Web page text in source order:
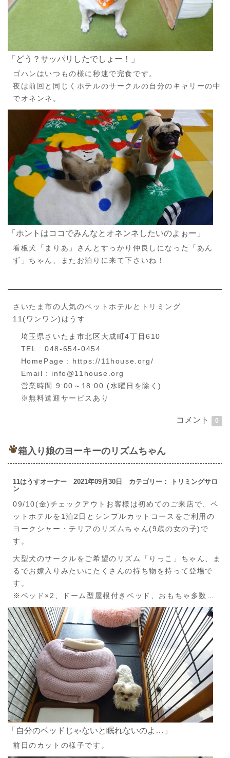
「どう？サッパリしたでしょー！」
ゴハンはいつもの様に秒速で完食です。
夜は前回と同じくホテルのサークルの自分のキャリーの中
でオネンネ。
「ホントはココでみんなとオネンネしたいのよぉー」
看板犬「まりあ」さんとすっかり仲良しになった「あん
ず」ちゃん、またお泊りに来て下さいね！
さいたま市の人気のペットホテルとトリミング
11(ワンワン)はうす
埼玉県さいたま市北区大成町4丁目610
TEL : 048-654-0454
HomePage : https://11house.org/
Email : info@11house.org
営業時間 9:00～18:00 (水曜日を除く)
※無料送迎サービスあり
コメント 0
箱入り娘のヨーキーのリズムちゃん
11はうすオーナー 2021年09月30日 カテゴリー： トリミングサロ
ン
09/10(金)チェックアウトお客様は初めてのご来店で、ペ
ットホテルを1泊2日とシンプルカットコースをご利用の
ヨークシャー・テリアのリズムちゃん(9歳の女の子)で
す。
大型犬のサークルをご希望のリズム「りっこ」ちゃん、ま
るでお嫁入りみたいにたくさんの持ち物を持って登場で
す。
※ベッド×2、ドーム型屋根付きベッド、おもちゃ多数…
「自分のベッドじゃないと眠れないのよ…」
前日のカットの様子です。